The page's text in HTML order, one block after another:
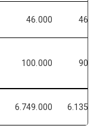
46.000 46.000
100.000 90.000
6.749.000 6.135.000